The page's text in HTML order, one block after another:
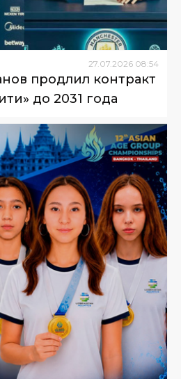
27.07.2026 08:54
продлил контракт
до 2031 года